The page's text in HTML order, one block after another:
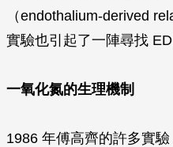
（endothalium-derived
實驗也引起了一陣尋找
一氧化氮的生理機制
1986 年傅高齊的許多實